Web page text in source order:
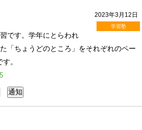
2023年3月12日
学習塾
です。学年にとらわれ
「ちょうどのところ」をそれぞれのペー
。